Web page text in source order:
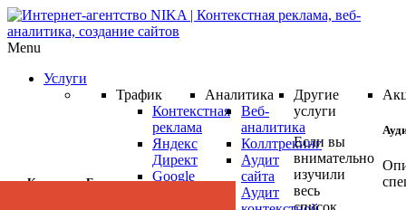
Menu
Услуги
Трафик
Контекстная
реклама
Яндекс
Директ
Google
Аналитика
Веб-
аналитика
Коллтрекинг
Аудит
сайта
Аудит
Другие
услуги
Если вы
внимательно
изучили
весь
список
Категории Блога